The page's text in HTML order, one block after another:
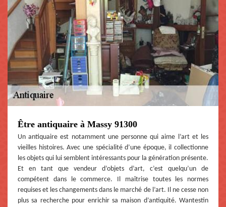
Être antiquaire à Massy 91300
Un antiquaire est notamment une personne qui aime l’art et les
vieilles histoires. Avec une spécialité d’une époque, il collectionne
les objets qui lui semblent intéressants pour la génération présente.
Et en tant que vendeur d’objets d’art, c’est quelqu’un de
compétent dans le commerce. Il maîtrise toutes les normes
requises et les changements dans le marché de l’art. Il ne cesse non
plus sa recherche pour enrichir sa maison d’antiquité. Wantestin